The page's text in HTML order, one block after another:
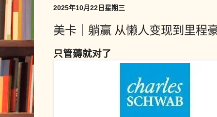
2025年10月22日星期三
美卡｜躺赢 从懒人变现到里程
只管薅就对了